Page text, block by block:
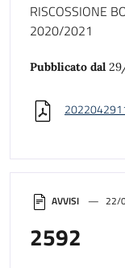
AVVISI 22/
2592
RISCOSSIONE
2020/2021
Pubblicato dal